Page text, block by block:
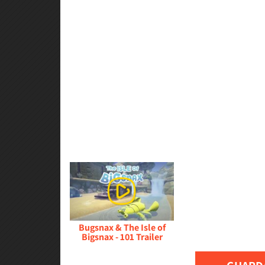
Bugsnax & The Isle of
Bigsnax - 101 Trailer